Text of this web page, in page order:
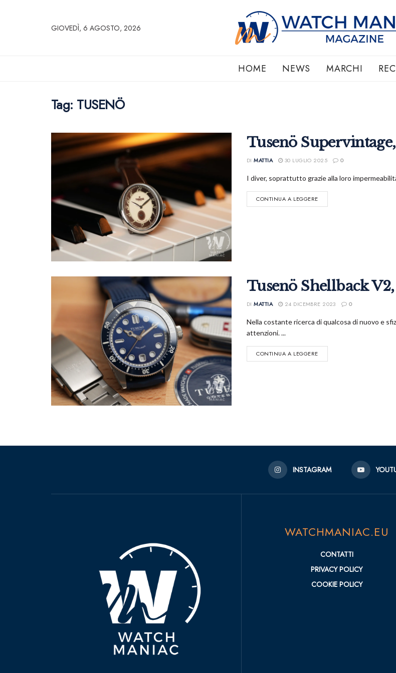
GIOVEDÌ, 6 AGOSTO, 2026
HOME NEWS MARCHI
Tag: TUSENÖ
Tusenö
DI MATTIA 30 LUGLIO 2025 0
I diver, soprattutto grazie alla loro
CONTINUA A LEGGERE
Tusenö Shellback
DI MATTIA 24 DICEMBRE 2023 0
Nella costante ricerca di qualcosa di nuovo e
attenzioni. ...
CONTINUA A LEGGERE
INSTAGRAM
WATCHMANIAC.EU
CONTATTI
PRIVACY POLICY
COOKIE POLICY